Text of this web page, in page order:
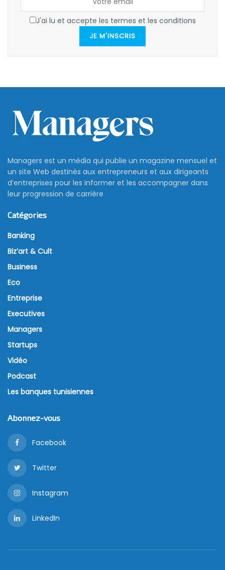
J'ai lu et accepte les termes et les conditions
JE M'INSCRIS
Managers est un média qui publie un magazine mensuel et
un site Web destinés aux entrepreneurs et aux dirigeants
d’entreprises pour les informer et les accompagner dans
leur progression de carrière
Catégories
Banking
Biz’art & Cult
Business
Eco
Entreprise
Executives
Managers
Startups
Vidéo
Podcast
Les banques tunisiennes
Abonnez-vous
Facebook
Twitter
Instagram
LinkedIn